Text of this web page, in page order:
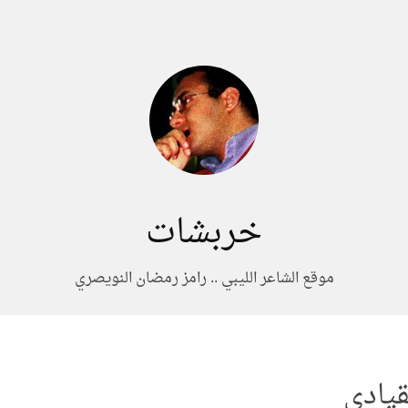
خربشات
موقع الشاعر الليبي .. رامز رمضان النويصري